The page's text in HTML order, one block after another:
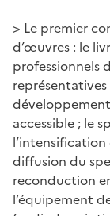
> Le premier
d’œuvres : le
professionnels
accessible ; le
diffusion du
reconduction
l’équipement